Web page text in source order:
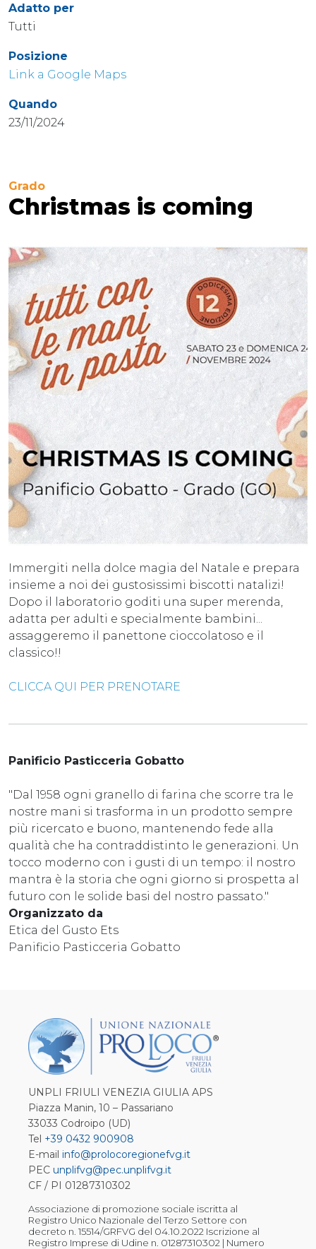
Adatto per
Tutti
Posizione
Link a Google Maps
Quando
23/11/2024
Grado
Christmas is coming
Immergiti nella dolce magia del Natale e prepara
insieme a noi dei gustosissimi biscotti natalizi!
Dopo il laboratorio goditi una super merenda,
adatta per adulti e specialmente bambini...
assaggeremo il panettone cioccolatoso e il
classico!!
CLICCA QUI PER PRENOTARE
Panificio Pasticceria Gobatto
"Dal 1958 ogni granello di farina che scorre tra le
nostre mani si trasforma in un prodotto sempre
più ricercato e buono, mantenendo fede alla
qualità che ha contraddistinto le generazioni. Un
tocco moderno con i gusti di un tempo: il nostro
mantra è la storia che ogni giorno si prospetta al
futuro con le solide basi del nostro passato."
Organizzato da
Etica del Gusto Ets
Panificio Pasticceria Gobatto
UNPLI FRIULI VENEZIA GIULIA APS
Piazza Manin, 10 – Passariano
33033 Codroipo (UD)
Tel +39 0432 900908
E-mail info@prolocoregionefvg.it
PEC unplifvg@pec.unplifvg.it
CF / PI 01287310302
Associazione di promozione sociale iscritta al
Registro Unico Nazionale del Terzo Settore con
decreto n. 15514/GRFVG del 04.10.2022 Iscrizione al
Registro Imprese di Udine n. 01287310302 | Numero